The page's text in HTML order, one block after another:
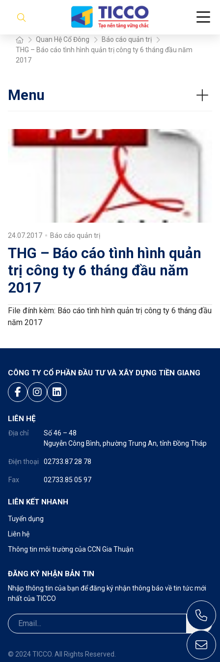
Quan Hệ Cổ Đông
Báo cáo quản trị
THG – Báo cáo tình hình quản trị công ty 6 tháng đầu năm
2017
24.07.2017 Báo cáo quản trị
THG – Báo cáo tình hình quản
trị công ty 6 tháng đầu năm
2017
File đính kèm: Báo cáo tình hình quản trị công ty 6 tháng đầu
năm 2017
Menu
CÔNG TY CỔ PHẦN ĐẦU TƯ VÀ XÂY DỰNG TIỀN GIANG
LIÊN HỆ
Địa chỉ
Số 46 – 48
Nguyễn Công Bình, phường Trung An, tỉnh Đồng Tháp
Điện thoại 02733.87 28 78
Fax 02733.85 05 97
LIÊN KẾT NHANH
Tuyển dụng
Liên hệ
Thông tin môi trường của CCN Gia Thuận
ĐĂNG KÝ NHẬN BẢN TIN
Nhập thông tin của bạn để đăng ký nhận thông báo về tin tức mới
nhất của TICCO
© 2024 TICCO. All Rights Reserved.
Call: 02733.87 28 78